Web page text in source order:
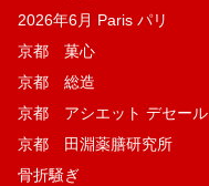
2026年6月 Paris パリ
京都 菓​心
京都 総造
京都 アシエット デセール
京都 田淵薬膳研究所
骨折騒ぎ